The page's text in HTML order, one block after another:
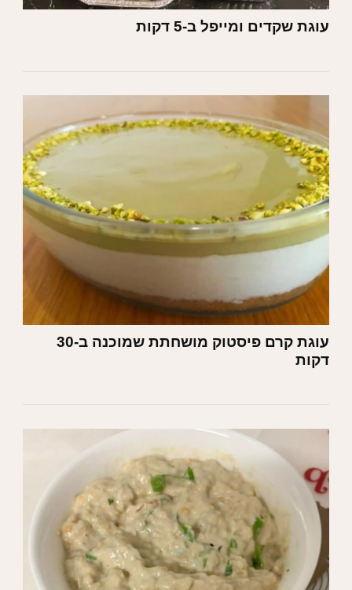
עוגת שקדים ומייפל ב-5 דקות
עוגת קרם פיסטוק מושחתת שמוכנה ב-30
דקות